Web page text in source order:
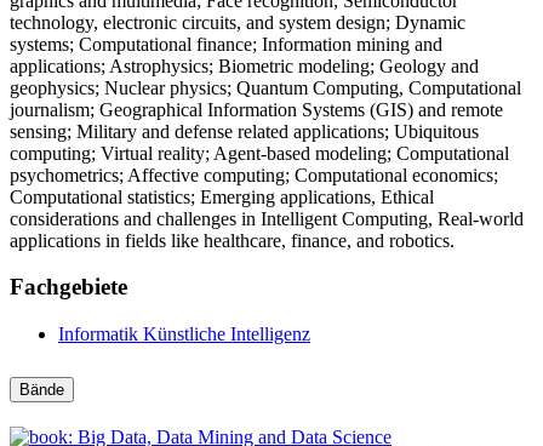
technology, electronic circuits, and system design; Dynamic
systems; Computational finance; Information mining and
applications; Astrophysics; Biometric modeling; Geology and
geophysics; Nuclear physics; Quantum Computing, Computational
journalism; Geographical Information Systems (GIS) and remote
sensing; Military and defense related applications; Ubiquitous
computing; Virtual reality; Agent-based modeling; Computational
psychometrics; Affective computing; Computational economics;
Computational statistics; Emerging applications, Ethical
considerations and challenges in Intelligent Computing, Real-world
applications in fields like healthcare, finance, and robotics.
Fachgebiete
Informatik Künstliche Intelligenz
Bände